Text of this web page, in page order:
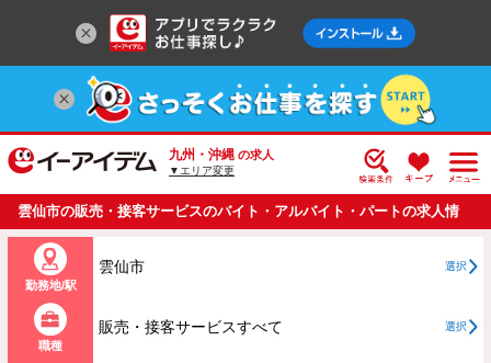
九州・沖縄 の求人
▼エリア変更
雲仙市の販売・接客サービスのバイト・アルバイト・パートの求人情
報一覧
勤務地/駅
雲仙市 選択
職種
販売・接客サービスすべて 選択